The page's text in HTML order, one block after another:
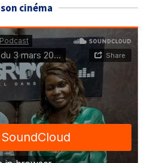
cinéma